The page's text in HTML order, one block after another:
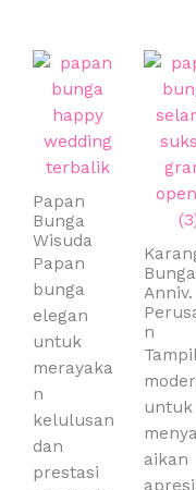
Papan
Bunga
Wisuda
Papan
bunga
elegan
untuk
merayaka
n
kelulusan
dan
prestasi
Bunga
Anniv.
n
untuk
aikan